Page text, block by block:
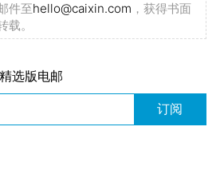
件至hello@caixin.com ，获得书面
。
选版电邮
订阅